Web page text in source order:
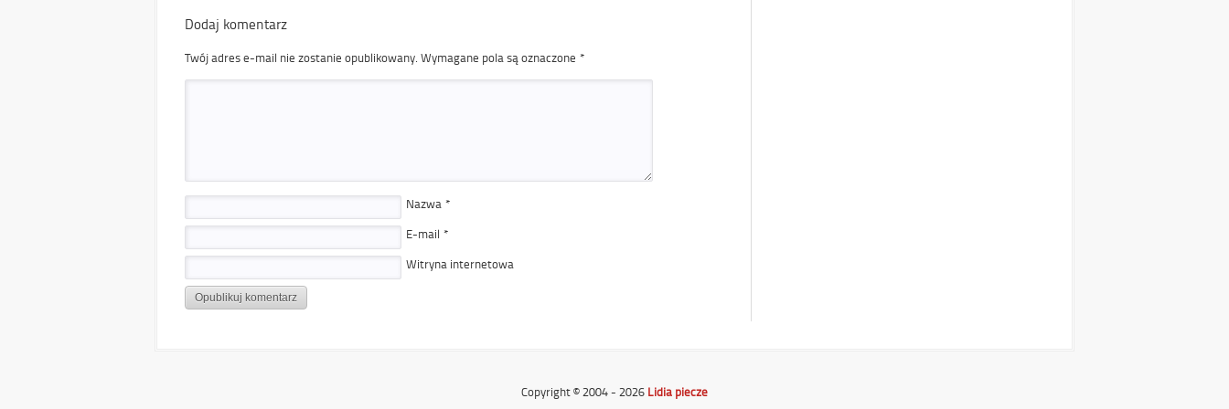
Dodaj komentarz
Twój adres e-mail nie zostanie opublikowany. Wymagane pola są oznaczone *
Nazwa *
E-mail *
Witryna internetowa
Copyright © 2004 - 2026 Lidia piecze